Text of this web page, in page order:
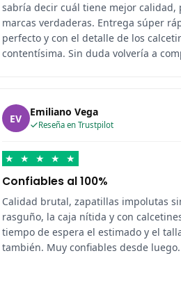
sabría decir cuál tiene mejor calidad,
marcas verdaderas. Entrega súper
perfecto y con el detalle de los
contentísima. Sin duda volvería a
EV Emiliano Vega
Reseña en Trustpilot
★ ★ ★ ★ ★
Confiables al 100%
Calidad brutal, zapatillas impolutas
rasguño, la caja nítida y con
tiempo de espera el estimado y el
también. Muy confiables desde luego.